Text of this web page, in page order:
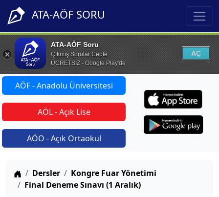
ATA-AÖF SORU
ATA-AÖF Soru
Çıkmış Sorular Cepte
ÜCRETSİZ - Google Play'de
AÇ
AÖF - Anadolu Üniversitesi
AÖL - Açık Lise
AÖO - Açık Ortaokul
Anasayfa
Dersler
Kongre Fuar Yönetimi
Final Deneme Sınavı (1 Aralık)